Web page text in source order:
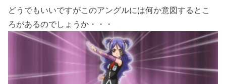
どうでもいいですがこのアングルには何か意図するとこ
ろがあるのでしょうか・・・